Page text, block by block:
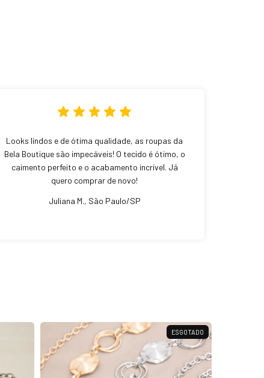
Looks lindos e de ótima qualidade, as roupas da
Bela Boutique são impecáveis! O tecido é ótimo, o
caimento perfeito e o acabamento incrível. Já
quero comprar de novo!
Juliana M., São Paulo/SP
ESGOTADO